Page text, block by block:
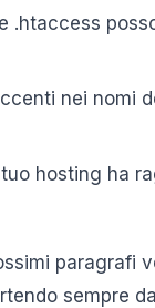
.htaccess
nei nomi
hosting ha
paragrafi
sempre